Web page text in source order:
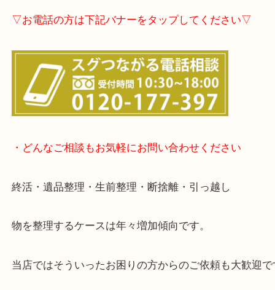
▽店頭査定のご案内▽
▽お電話の方は下記バナーをタップしてください▽